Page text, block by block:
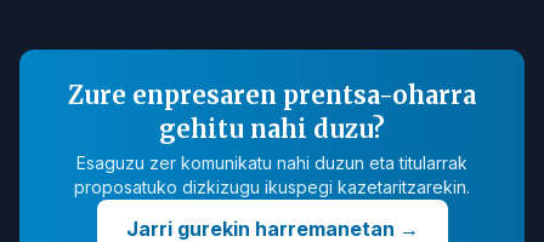
Zure enpresaren prentsa-oharra
gehitu nahi duzu?
Esaguzu zer komunikatu nahi duzun eta titularrak
proposatuko dizkizugu ikuspegi kazetaritzarekin.
Jarri gurekin harremanetan →